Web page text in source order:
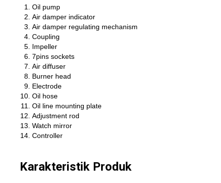
Oil pump
Air damper indicator
Air damper regulating mechanism
Coupling
Impeller
7pins sockets
Air diffuser
Burner head
Electrode
Oil hose
Oil line mounting plate
Adjustment rod
Watch mirror
Controller
Karakteristik Produk